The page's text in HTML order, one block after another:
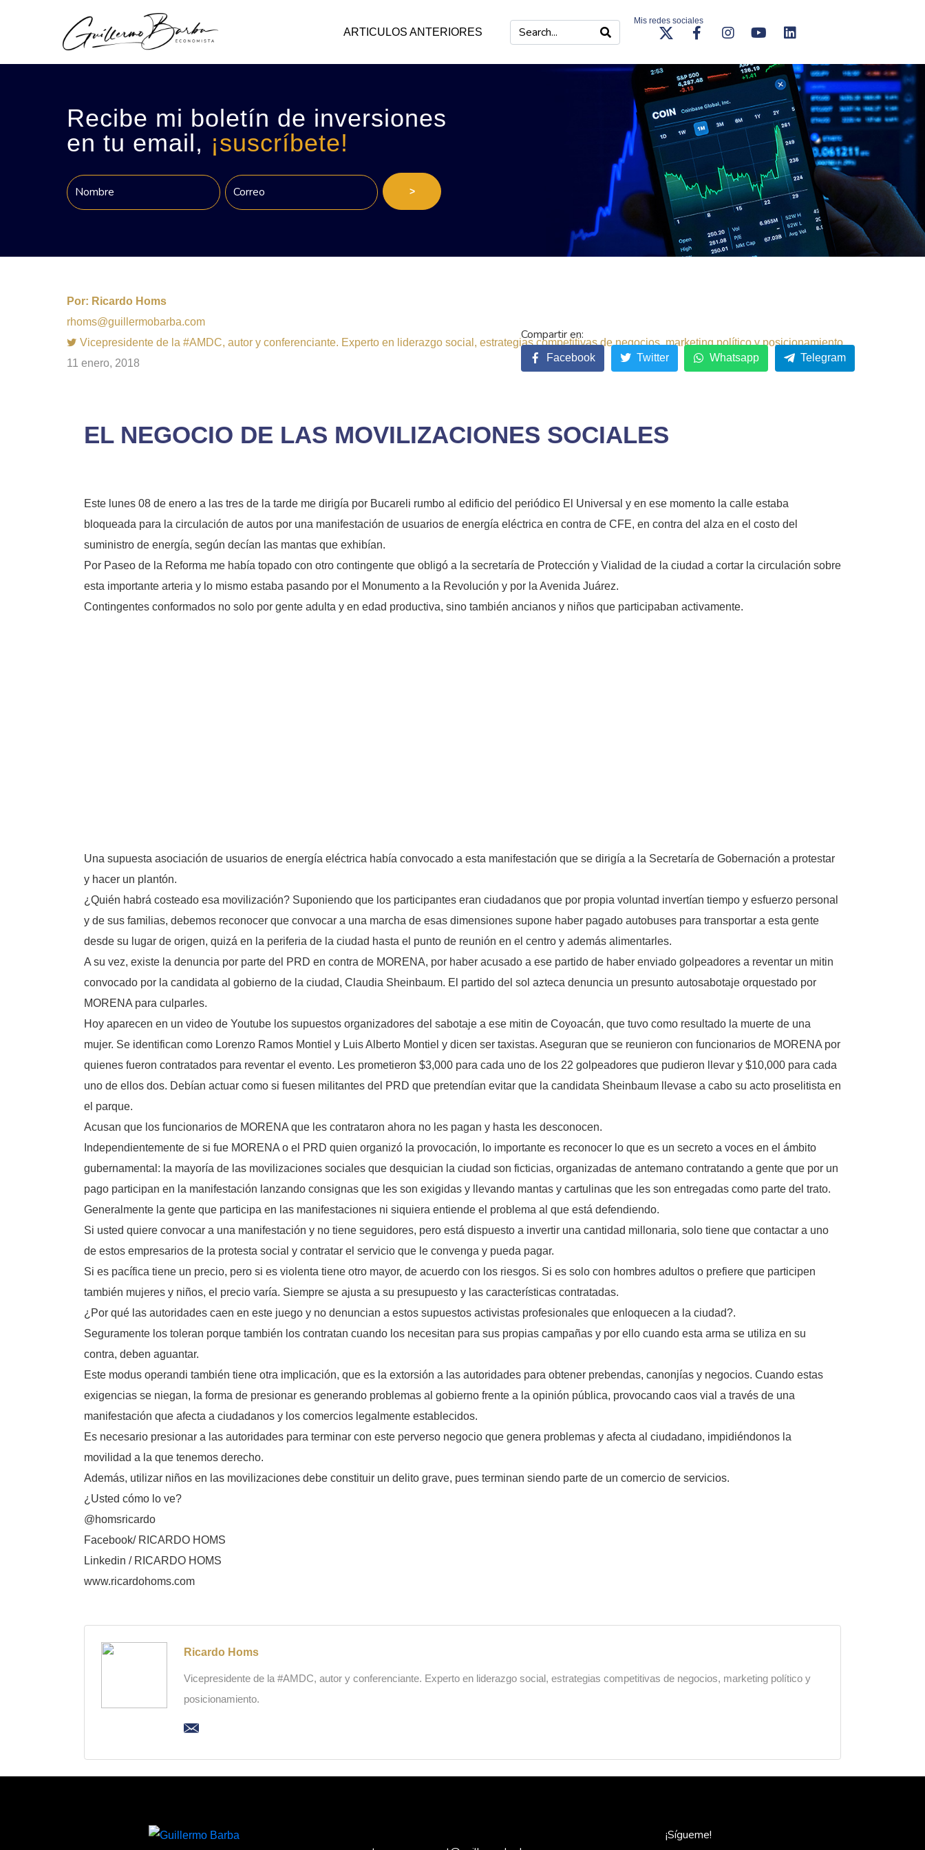
ARTICULOS ANTERIORES
Mis redes sociales
Recibe mi boletín de inversiones
en tu email, ¡suscríbete!
>
Por: Ricardo Homs
rhoms@guillermobarba.com
Vicepresidente de la #AMDC, autor y conferenciante. Experto en liderazgo social, estrategias competitivas de negocios, marketing político y posicionamiento.
11 enero, 2018
EL NEGOCIO DE LAS MOVILIZACIONES SOCIALES
Este lunes 08 de enero a las tres de la tarde me dirigía por Bucareli rumbo al edificio del periódico El Universal y en ese momento la calle estaba
bloqueada para la circulación de autos por una manifestación de usuarios de energía eléctrica en contra de CFE, en contra del alza en el costo del
suministro de energía, según decían las mantas que exhibían.
Por Paseo de la Reforma me había topado con otro contingente que obligó a la secretaría de Protección y Vialidad de la ciudad a cortar la circulación sobre
esta importante arteria y lo mismo estaba pasando por el Monumento a la Revolución y por la Avenida Juárez.
Contingentes conformados no solo por gente adulta y en edad productiva, sino también ancianos y niños que participaban activamente.
Una supuesta asociación de usuarios de energía eléctrica había convocado a esta manifestación que se dirigía a la Secretaría de Gobernación a protestar
y hacer un plantón.
¿Quién habrá costeado esa movilización? Suponiendo que los participantes eran ciudadanos que por propia voluntad invertían tiempo y esfuerzo personal
y de sus familias, debemos reconocer que convocar a una marcha de esas dimensiones supone haber pagado autobuses para transportar a esta gente
desde su lugar de origen, quizá en la periferia de la ciudad hasta el punto de reunión en el centro y además alimentarles.
A su vez, existe la denuncia por parte del PRD en contra de MORENA, por haber acusado a ese partido de haber enviado golpeadores a reventar un mitin
convocado por la candidata al gobierno de la ciudad, Claudia Sheinbaum. El partido del sol azteca denuncia un presunto autosabotaje orquestado por
MORENA para culparles.
Hoy aparecen en un video de Youtube los supuestos organizadores del sabotaje a ese mitin de Coyoacán, que tuvo como resultado la muerte de una
mujer. Se identifican como Lorenzo Ramos Montiel y Luis Alberto Montiel y dicen ser taxistas. Aseguran que se reunieron con funcionarios de MORENA por
quienes fueron contratados para reventar el evento. Les prometieron $3,000 para cada uno de los 22 golpeadores que pudieron llevar y $10,000 para cada
uno de ellos dos. Debían actuar como si fuesen militantes del PRD que pretendían evitar que la candidata Sheinbaum llevase a cabo su acto proselitista en
el parque.
Acusan que los funcionarios de MORENA que les contrataron ahora no les pagan y hasta les desconocen.
Independientemente de si fue MORENA o el PRD quien organizó la provocación, lo importante es reconocer lo que es un secreto a voces en el ámbito
gubernamental: la mayoría de las movilizaciones sociales que desquician la ciudad son ficticias, organizadas de antemano contratando a gente que por un
pago participan en la manifestación lanzando consignas que les son exigidas y llevando mantas y cartulinas que les son entregadas como parte del trato.
Generalmente la gente que participa en las manifestaciones ni siquiera entiende el problema al que está defendiendo.
Si usted quiere convocar a una manifestación y no tiene seguidores, pero está dispuesto a invertir una cantidad millonaria, solo tiene que contactar a uno
de estos empresarios de la protesta social y contratar el servicio que le convenga y pueda pagar.
Si es pacífica tiene un precio, pero si es violenta tiene otro mayor, de acuerdo con los riesgos. Si es solo con hombres adultos o prefiere que participen
también mujeres y niños, el precio varía. Siempre se ajusta a su presupuesto y las características contratadas.
¿Por qué las autoridades caen en este juego y no denuncian a estos supuestos activistas profesionales que enloquecen a la ciudad?.
Seguramente los toleran porque también los contratan cuando los necesitan para sus propias campañas y por ello cuando esta arma se utiliza en su
contra, deben aguantar.
Este modus operandi también tiene otra implicación, que es la extorsión a las autoridades para obtener prebendas, canonjías y negocios. Cuando estas
exigencias se niegan, la forma de presionar es generando problemas al gobierno frente a la opinión pública, provocando caos vial a través de una
manifestación que afecta a ciudadanos y los comercios legalmente establecidos.
Es necesario presionar a las autoridades para terminar con este perverso negocio que genera problemas y afecta al ciudadano, impidiéndonos la
movilidad a la que tenemos derecho.
Además, utilizar niños en las movilizaciones debe constituir un delito grave, pues terminan siendo parte de un comercio de servicios.
¿Usted cómo lo ve?
@homsricardo
Facebook/ RICARDO HOMS
Linkedin / RICARDO HOMS
www.ricardohoms.com
Facebook Twitter Whatsapp Telegram
Ricardo Homs
Vicepresidente de la #AMDC, autor y conferenciante. Experto en liderazgo social, estrategias competitivas de negocios, marketing político y
posicionamiento.
¡Sígueme!